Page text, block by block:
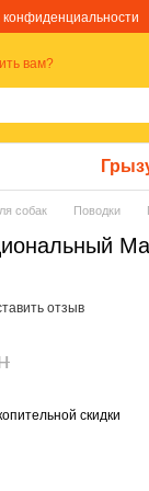
конфиденциальности
вам?
собак Поводки
отзыв
скидки